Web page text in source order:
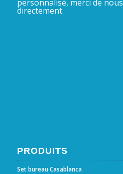
personnalisé, merci de
directement.
PRODUITS
Set bureau Casablanca